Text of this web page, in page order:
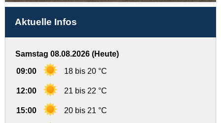
Aktuelle Infos
Samstag 08.08.2026 (Heute)
09:00 18 bis 20 °C
12:00 21 bis 22 °C
15:00 20 bis 21 °C